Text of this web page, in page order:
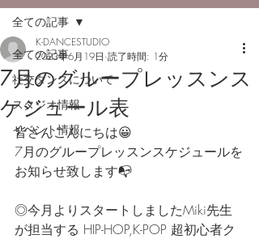
全ての記事
社交ダンスについて
スタジオ情報
イベント情報
全ての記事
7月のグループレッスンス
ケジュール表
K-DANCESTUDIO
2023年6月19日 読了時間: 1分
皆さんこんにちは😀
7月のグループレッスンスケジュールを
お知らせ致します📭
◎今月よりスタートしましたMiki先生
が担当する HIP-HOP,K-POP 超初心者ク